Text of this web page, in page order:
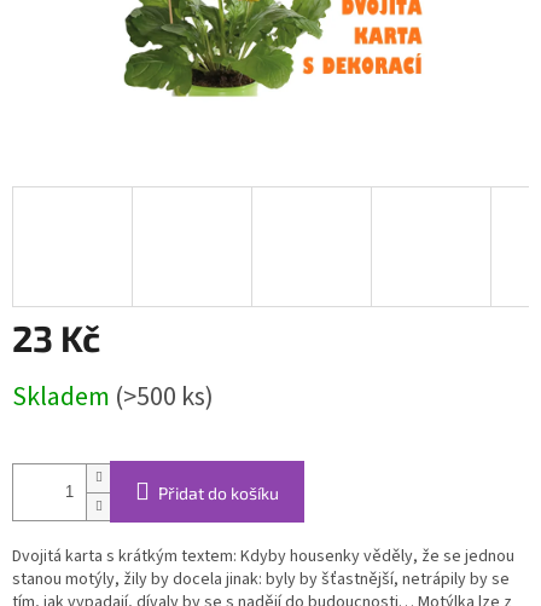
23 Kč
cena:
Skladem (>500 ks)
Přidat do košíku
Dvojitá karta s krátkým textem: Kdyby housenky věděly, že se jednou
stanou motýly, žily by docela jinak: byly by šťastnější, netrápily by se